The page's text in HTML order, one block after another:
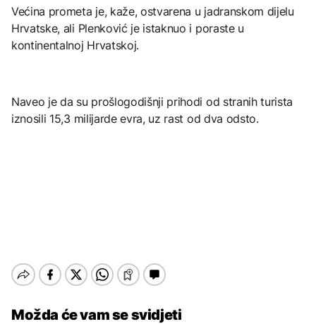
Većina prometa je, kaže, ostvarena u jadranskom dijelu
Hrvatske, ali Plenković je istaknuo i poraste u
kontinentalnoj Hrvatskoj.
Naveo je da su prošlogodišnji prihodi od stranih turista
iznosili 15,3 milijarde evra, uz rast od dva odsto.
Možda će vam se svidjeti